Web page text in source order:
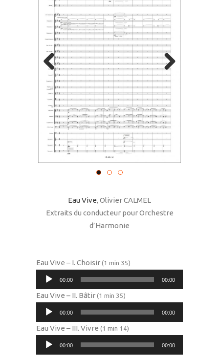
Previous Next
Eau Vive, Olivier CALMEL
Extraits du conducteur pour Orchestre
d’Harmonie
Eau Vive – I. Choisir (1 min 35)
Lecteur
audio
00:00 00:00
Eau Vive – II. Bâtir (1 min 35)
Lecteur
audio
00:00 00:00
Eau Vive – III. Vivre (1 min 14)
Lecteur
audio
00:00 00:00